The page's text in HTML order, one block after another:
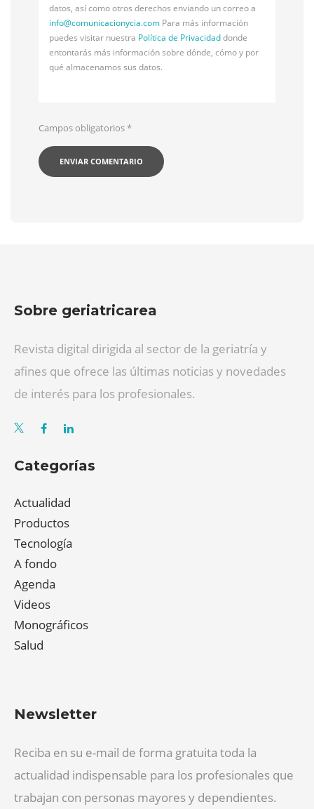
datos, así como otros derechos enviando un correo a
info@comunicacionycia.com Para más información
puedes visitar nuestra Política de Privacidaddonde
entontarás más información sobre dónde, cómo y por
qué almacenamos sus datos.
Campos obligatorios*
Sobre geriatricarea
Revista digital dirigida al sector de la geriatría y
afines que ofrece las últimas noticias y novedades
de interés para los profesionales.
Categorías
Actualidad
Productos
Tecnología
A fondo
Agenda
Videos
Monográficos
Salud
Newsletter
Reciba en su e-mail de forma gratuita toda la
actualidad indispensable para los profesionales que
trabajan con personas mayores y dependientes.